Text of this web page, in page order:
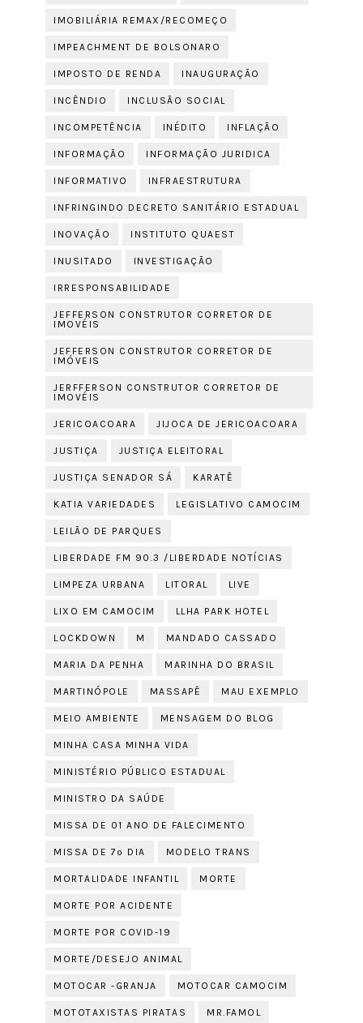
IMOBILIÁRIA REMAX/RECOMEÇO
IMPEACHMENT DE BOLSONARO
IMPOSTO DE RENDA INAUGURAÇÃO
INCÊNDIO INCLUSÃO SOCIAL
INCOMPETÊNCIA INÉDITO INFLAÇÃO
INFORMAÇÃO INFORMAÇÃO JURIDICA
INFORMATIVO INFRAESTRUTURA
INFRINGINDO DECRETO SANITÁRIO ESTADUAL
INOVAÇÃO INSTITUTO QUAEST
INUSITADO INVESTIGAÇÃO
IRRESPONSABILIDADE
JEFFERSON CONSTRUTOR CORRETOR DE
IMOVÉIS
JEFFERSON CONSTRUTOR CORRETOR DE
IMÓVEIS
JERFFERSON CONSTRUTOR CORRETOR DE
IMOVÉIS
JERICOACOARA JIJOCA DE JERICOACOARA
JUSTIÇA JUSTIÇA ELEITORAL
JUSTIÇA SENADOR SÁ KARATÊ
KATIA VARIEDADES LEGISLATIVO CAMOCIM
LEILÃO DE PARQUES
LIBERDADE FM 90.3 /LIBERDADE NOTÍCIAS
LIMPEZA URBANA LITORAL LIVE
LIXO EM CAMOCIM LLHA PARK HOTEL
LOCKDOWN M MANDADO CASSADO
MARIA DA PENHA MARINHA DO BRASIL
MARTINÓPOLE MASSAPÊ MAU EXEMPLO
MEIO AMBIENTE MENSAGEM DO BLOG
MINHA CASA MINHA VIDA
MINISTÉRIO PÚBLICO ESTADUAL
MINISTRO DA SAÚDE
MISSA DE 01 ANO DE FALECIMENTO
MISSA DE 7º DIA MODELO TRANS
MORTALIDADE INFANTIL MORTE
MORTE POR ACIDENTE
MORTE POR COVID-19
MORTE/DESEJO ANIMAL
MOTOCAR -GRANJA MOTOCAR CAMOCIM
MOTOTAXISTAS PIRATAS MR.FAMOL